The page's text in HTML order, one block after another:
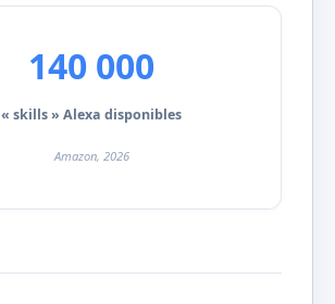
140 000
« skills » Alexa disponibles
Amazon, 2026